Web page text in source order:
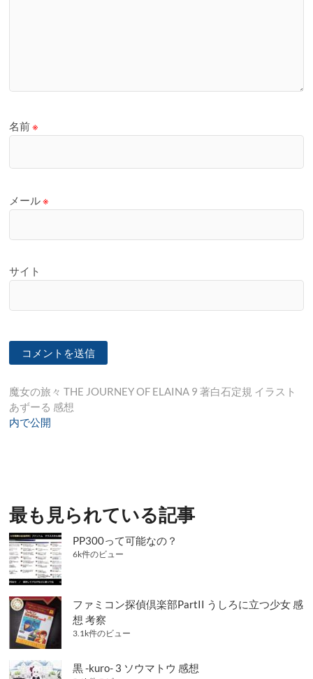
名前※
メール※
サイト
投
稿
ー
シ
ョ
ン
魔女の旅々 THE JOURNEY OF ELAINA 9 著白石定規 イラスト
あずーる 感想
内で公開
最も見られている記事
PP300って可能なの？
6k件のビュー
ファミコン探偵倶楽部PartII うしろに立つ少女 感
想 考察
3.1k件のビュー
黒 -kuro- 3 ソウマトウ 感想